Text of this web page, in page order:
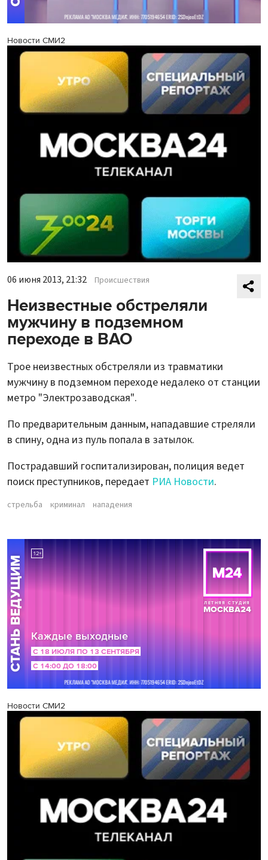
Новости СМИ2
06 июня 2013, 21:32 Происшествия
Неизвестные обстреляли
мужчину в подземном
переходе в ВАО
Трое неизвестных обстреляли из травматики
мужчину в подземном переходе недалеко от станции
метро "Электрозаводская".
По предварительным данным, нападавшие стреляли
в спину, одна из пуль попала в затылок.
Пострадавший госпитализирован, полиция ведет
поиск преступников, передает РИА Новости.
стрельба криминал нападения
Новости СМИ2